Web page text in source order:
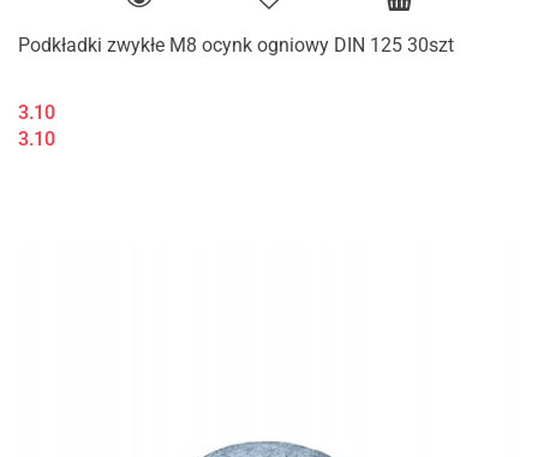
Podkładki zwykłe M8 ocynk ogniowy DIN 125 30szt
3.10
3.10